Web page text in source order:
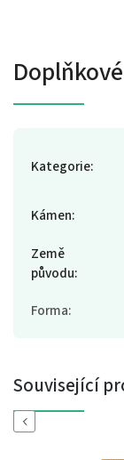
Kategorie:
Kámen:
Země
původu:
Forma:
Související
Previous